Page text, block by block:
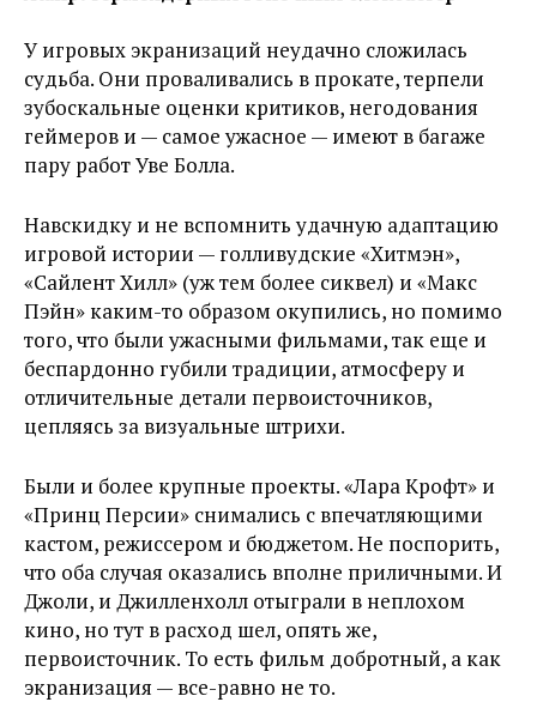
У игровых экранизаций неудачно сложилась
судьба. Они проваливались в прокате, терпели
зубоскальные оценки критиков, негодования
геймеров и — самое ужасное — имеют в багаже
пару работ Уве Болла.
Навскидку и не вспомнить удачную адаптацию
игровой истории — голливудские «Хитмэн»,
«Сайлент Хилл» (уж тем более сиквел) и «Макс
Пэйн» каким-то образом окупились, но помимо
того, что были ужасными фильмами, так еще и
беспардонно губили традиции, атмосферу и
отличительные детали первоисточников,
цепляясь за визуальные штрихи.
Были и более крупные проекты. «Лара Крофт» и
«Принц Персии» снимались с впечатляющими
кастом, режиссером и бюджетом. Не поспорить,
что оба случая оказались вполне приличными. И
Джоли, и Джилленхолл отыграли в неплохом
кино, но тут в расход шел, опять же,
первоисточник. То есть фильм добротный, а как
экранизация — все-равно не то.